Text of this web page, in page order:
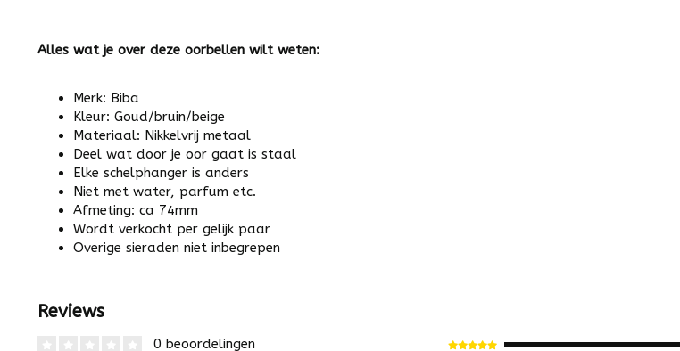
Alles wat je over deze oorbellen wilt weten:
Merk: Biba
Kleur: Goud/bruin/beige
Materiaal: Nikkelvrij metaal
Deel wat door je oor gaat is staal
Elke schelphanger is anders
Niet met water, parfum etc.
Afmeting: ca 74mm
Wordt verkocht per gelijk paar
Overige sieraden niet inbegrepen
Reviews
0 beoordelingen